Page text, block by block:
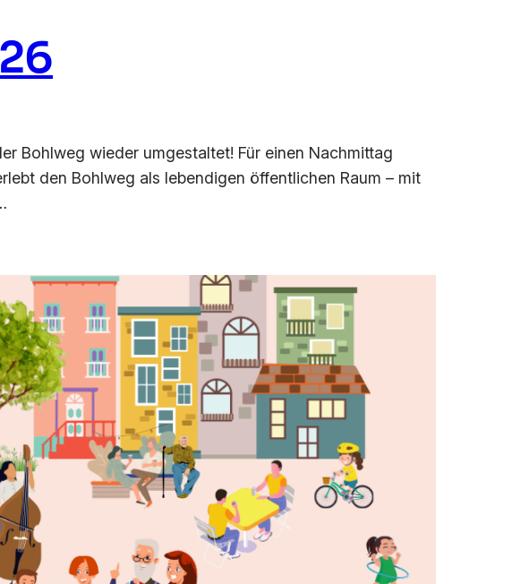
Bohlweg wieder umgestaltet! Für einen Nachmittag
den Bohlweg als lebendigen öffentlichen Raum – mit